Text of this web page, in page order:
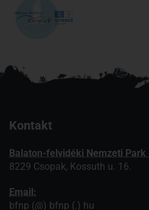
Kontakt
Balaton-felvidéki Nemzeti Park
8229 Csopak, Kossuth u. 16.
Email:
bfnp (@) bfnp (.) hu